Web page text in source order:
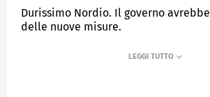
Durissimo Nordio. Il governo
delle nuove misure.